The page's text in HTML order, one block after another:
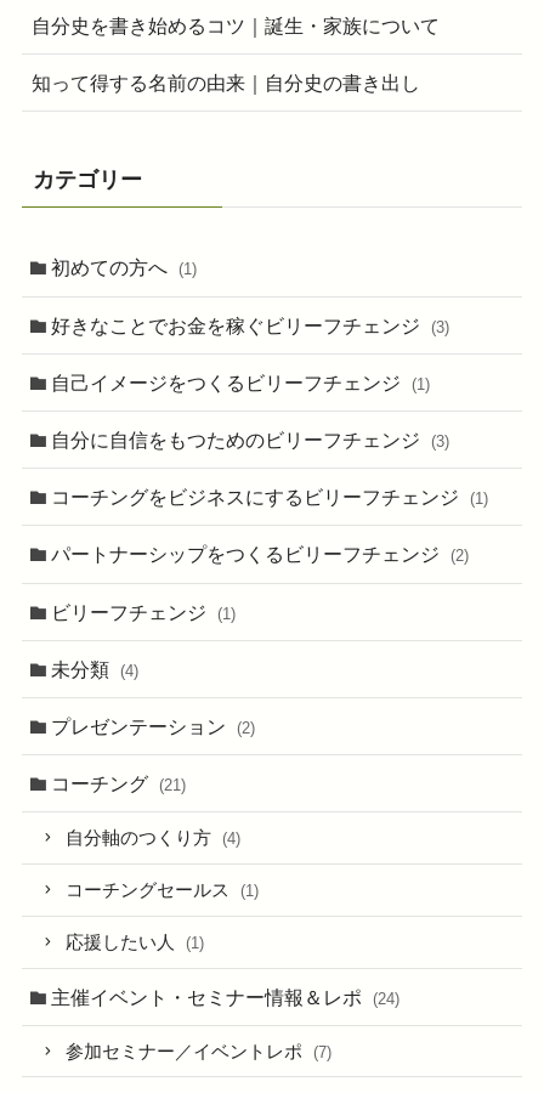
自分史を書き始めるコツ｜誕生・家族について
知って得する名前の由来｜自分史の書き出し
カテゴリー
初めての方へ (1)
好きなことでお金を稼ぐビリーフチェンジ (3)
自己イメージをつくるビリーフチェンジ (1)
自分に自信をもつためのビリーフチェンジ (3)
コーチングをビジネスにするビリーフチェンジ (1)
パートナーシップをつくるビリーフチェンジ (2)
ビリーフチェンジ (1)
未分類 (4)
プレゼンテーション (2)
コーチング (21)
自分軸のつくり方 (4)
コーチングセールス (1)
応援したい人 (1)
主催イベント・セミナー情報＆レポ (24)
参加セミナー／イベントレポ (7)